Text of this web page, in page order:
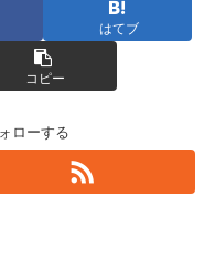
はてブ
コピー
ローする